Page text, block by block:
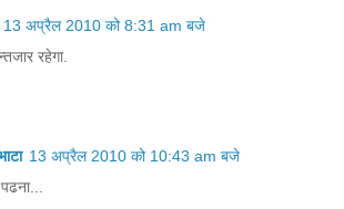
13 अप्रैल 2010 को 8:31 am बजे
रहेगा.
13 अप्रैल 2010 को 10:43 am बजे